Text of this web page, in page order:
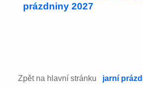
prázdniny 2027
Zpět na hlavní stránku jarní